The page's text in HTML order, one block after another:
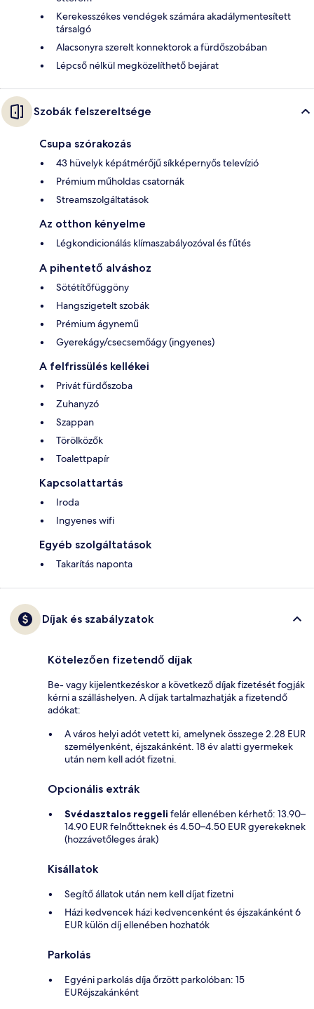
Kerekesszékes vendégek számára akadálymentesített
társalgó
Alacsonyra szerelt konnektorok a fürdőszobában
Lépcső nélkül megközelíthető bejárat
Szobák felszereltsége
Csupa szórakozás
43 hüvelyk képátmérőjű síkképernyős televízió
Prémium műholdas csatornák
Streamszolgáltatások
Az otthon kényelme
Légkondicionálás klímaszabályozóval és fűtés
A pihentető alváshoz
Sötétítőfüggöny
Hangszigetelt szobák
Prémium ágynemű
Gyerekágy/csecsemőágy (ingyenes)
A felfrissülés kellékei
Privát fürdőszoba
Zuhanyzó
Szappan
Törölközők
Toalettpapír
Kapcsolattartás
Iroda
Ingyenes wifi
Egyéb szolgáltatások
Takarítás naponta
Díjak és szabályzatok
Kötelezően fizetendő díjak
Be- vagy kijelentkezéskor a következő díjak fizetését fogják
kérni a szálláshelyen. A díjak tartalmazhatják a fizetendő
adókat:
A város helyi adót vetett ki, amelynek összege 2.28 EUR
személyenként, éjszakánként. 18 év alatti gyermekek
után nem kell adót fizetni.
Opcionális extrák
Svédasztalos reggeli felár ellenében kérhető: 13.90–
14.90 EUR felnőtteknek és 4.50–4.50 EUR gyerekeknek
(hozzávetőleges árak)
Kisállatok
Segítő állatok után nem kell díjat fizetni
Házi kedvencek házi kedvencenként és éjszakánként 6
EUR külön díj ellenében hozhatók
Parkolás
Egyéni parkolás díja őrzött parkolóban: 15
EURéjszakánként